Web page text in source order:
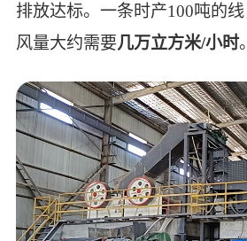
排放达标。一条时产100吨的
风量大约需要几万立方米/小时。